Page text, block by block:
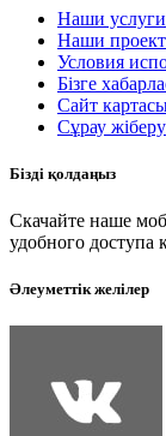
Наши услуги
Наши
Условия
Бізге
Сайт
Сұрау жіберу
Бізді қолдаңыз
Скачайте наше
удобного доступа
Әлеуметтік желілер